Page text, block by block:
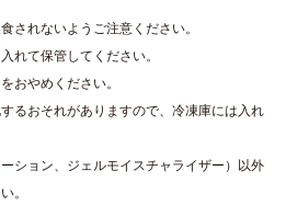
されないようご注意ください。
れて保管してください。
おやめください。
るおそれがありますので、冷凍庫には入れ
ション、ジェルモイスチャライザー）以外
。